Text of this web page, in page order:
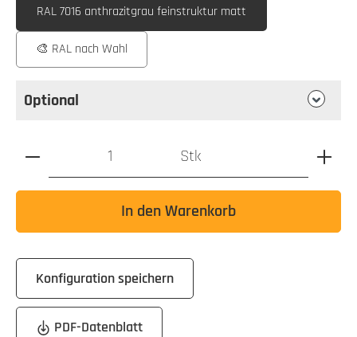
RAL 7016 anthrazitgrau feinstruktur matt
🎨 RAL nach Wahl
Optional
Produkt Anzahl: Gib den gewünschten Wert ein oder
Stk
In den Warenkorb
Konfiguration speichern
PDF-Datenblatt